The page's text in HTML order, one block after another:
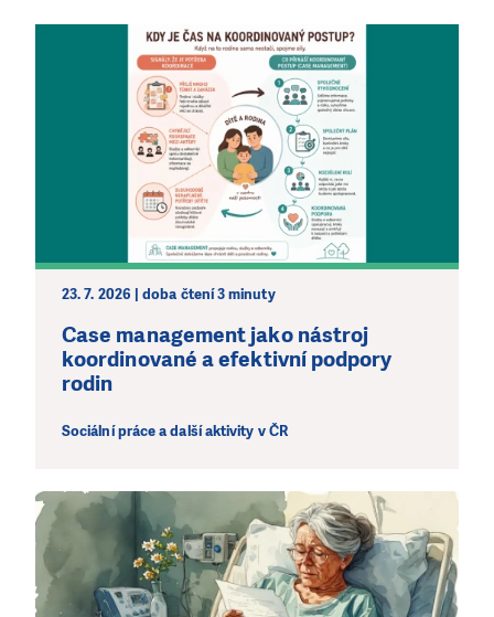
23. 7. 2026 | doba čtení 3 minuty
Case management jako nástroj
koordinované a efektivní podpory
rodin
Sociální práce a další aktivity v ČR